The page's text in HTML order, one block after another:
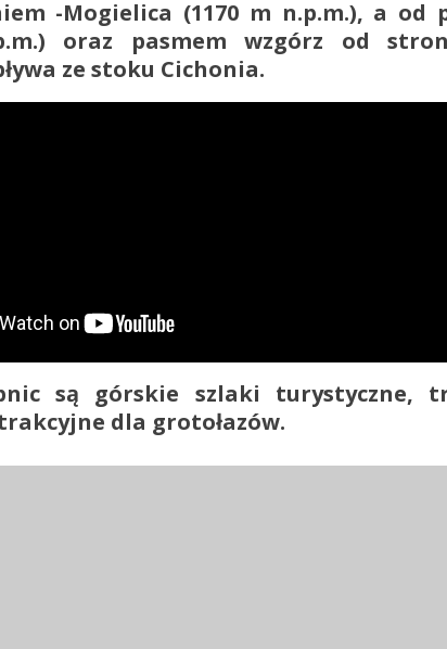
-Mogielica (1170 m n.p.m.), a od
oraz pasmem wzgórz od
ze stoku Cichonia.
są górskie szlaki turystyczne,
dla grotołazów.